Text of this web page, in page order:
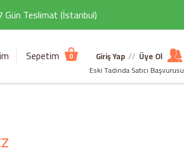
Gün Teslimat (İstanbul)
Sepetim 0 Giriş Yap // Üye Ol
Eski Tadında Satıcı Başvurusu